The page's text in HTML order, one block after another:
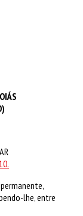
lhe, entre